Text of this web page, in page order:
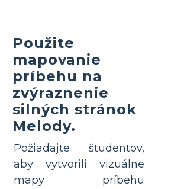
Použite
mapovanie
príbehu na
zvýraznenie
silných stránok
Melody.
Požiadajte študentov,
aby vytvorili vizuálne
mapy príbehu